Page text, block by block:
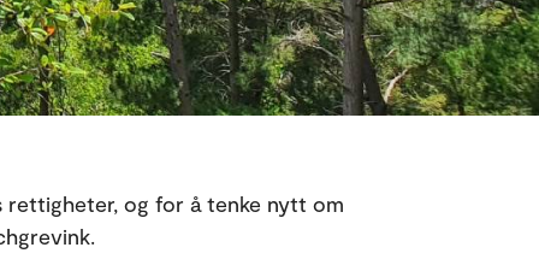
og for å tenke nytt om